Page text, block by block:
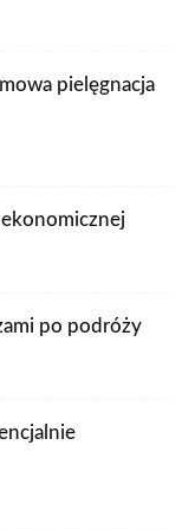
pielęgnacja
po podróży